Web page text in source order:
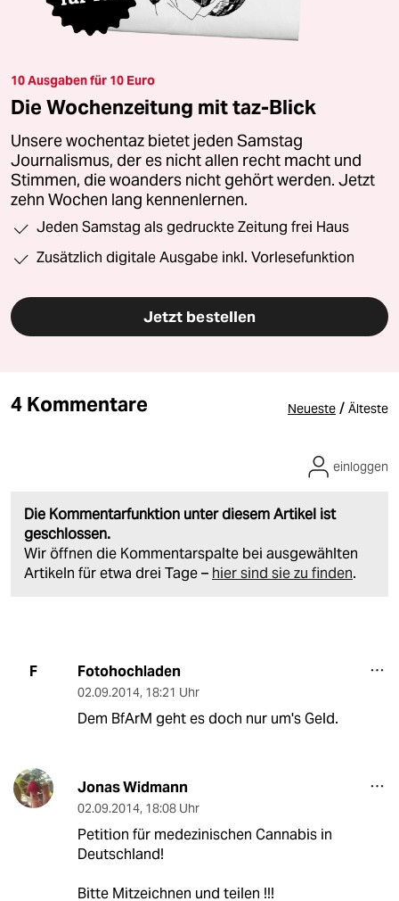
10 Ausgaben für 10 Euro
Die Wochenzeitung mit taz-Blick
Unsere wochentaz bietet jeden Samstag
Journalismus, der es nicht allen recht macht und
Stimmen, die woanders nicht gehört werden. Jetzt
zehn Wochen lang kennenlernen.
Jeden Samstag als gedruckte Zeitung frei Haus
Zusätzlich digitale Ausgabe inkl. Vorlesefunktion
Jetzt bestellen
4 Kommentare Neueste / Älteste
Die Kommentarfunktion unter diesem Artikel ist
geschlossen.
Wir öffnen die Kommentarspalte bei ausgewählten
Artikeln für etwa drei Tage – hier sind sie zu finden.
einloggen
F Fotohochladen
02.09.2014, 18:21 Uhr
Dem BfArM geht es doch nur um's Geld.
Jonas Widmann
02.09.2014, 18:08 Uhr
Petition für medezinischen Cannabis in
Deutschland!
Bitte Mitzeichnen und teilen !!!